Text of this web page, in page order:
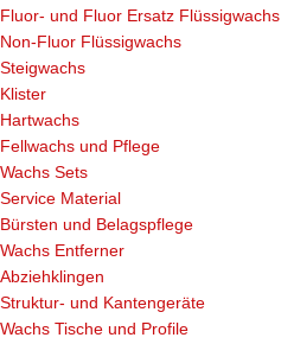
Fluor- und Fluor Ersatz Flüssigwachs
Non-Fluor Flüssigwachs
Steigwachs
Klister
Hartwachs
Fellwachs und Pflege
Wachs Sets
Service Material
Bürsten und Belagspflege
Wachs Entferner
Abziehklingen
Struktur- und Kantengeräte
Wachs Tische und Profile